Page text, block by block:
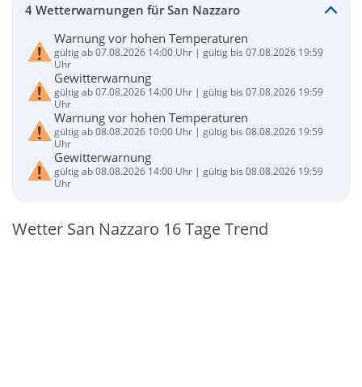
4 Wetterwarnungen für San Nazzaro
Warnung vor hohen Temperaturen
gültig ab 07.08.2026 14:00 Uhr | gültig bis 07.08.2026 19:59
Uhr
Gewitterwarnung
gültig ab 07.08.2026 14:00 Uhr | gültig bis 07.08.2026 19:59
Uhr
Warnung vor hohen Temperaturen
gültig ab 08.08.2026 10:00 Uhr | gültig bis 08.08.2026 19:59
Uhr
Gewitterwarnung
gültig ab 08.08.2026 14:00 Uhr | gültig bis 08.08.2026 19:59
Uhr
Wetter San Nazzaro 16 Tage Trend